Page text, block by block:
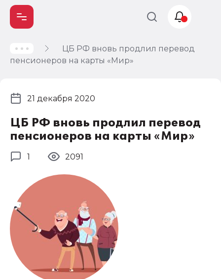
ЦБ РФ вновь продлил перевод
пенсионеров на карты «Мир»
ЦБ РФ вновь продлил перевод
пенсионеров на карты «Мир»
21 декабря 2020
1 2091
Учет и
налогообложение